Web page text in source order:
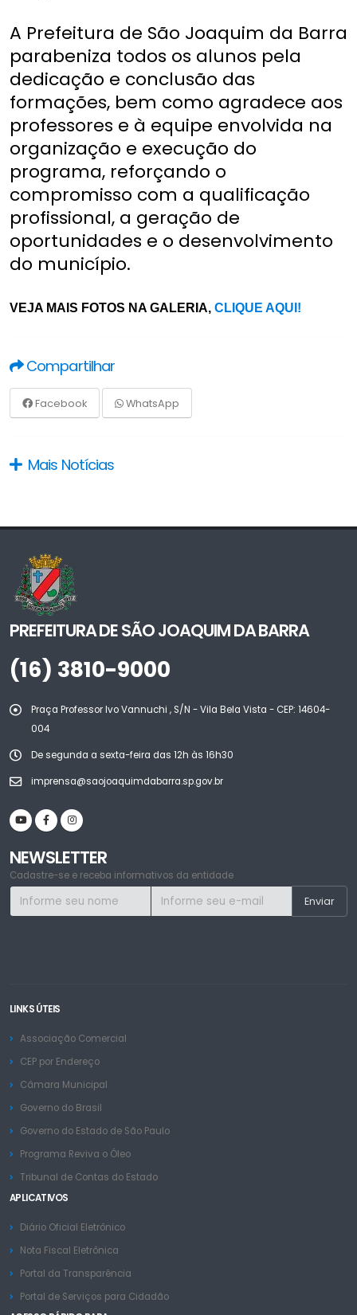
A Prefeitura de São Joaquim da Barra
parabeniza todos os alunos pela
dedicação e conclusão das
formações, bem como agradece aos
professores e à equipe envolvida na
organização e execução do
programa, reforçando o
compromisso com a qualificação
profissional, a geração de
oportunidades e o desenvolvimento
do município.
VEJA MAIS FOTOS NA GALERIA, CLIQUE AQUI!
Compartilhar
Facebook WhatsApp
Mais Notícias
PREFEITURA DE SÃO JOAQUIM DA BARRA
(16) 3810-9000
Praça Professor Ivo Vannuchi , S/N - Vila Bela Vista - CEP: 14604-
004
De segunda a sexta-feira das 12h às 16h30
imprensa@saojoaquimdabarra.sp.gov.br
NEWSLETTER
Cadastre-se e receba informativos da entidade
LINKS ÚTEIS
Associação Comercial
CEP por Endereço
Câmara Municipal
Governo do Brasil
Governo do Estado de São Paulo
Programa Reviva o Óleo
Tribunal de Contas do Estado
APLICATIVOS
Diário Oficial Eletrônico
Nota Fiscal Eletrônica
Portal da Transparência
Portal de Serviços para Cidadão